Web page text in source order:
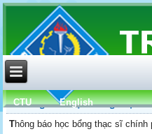
CTU English
Thông báo học bổng thạc
Thông báo học bổng thạc sĩ